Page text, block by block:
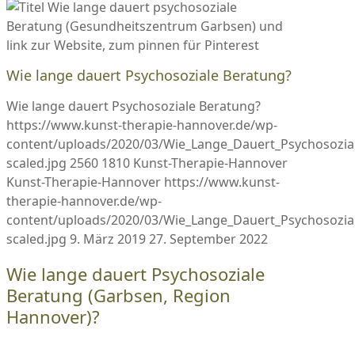
Wie lange dauert Psychosoziale Beratung?
Wie lange dauert Psychosoziale Beratung?
https://www.kunst-therapie-hannover.de/wp-
content/uploads/2020/03/
scaled.jpg 2560 1810 Kunst-Therapie-Hannover
Kunst-Therapie-Hannover https://www.kunst-
therapie-hannover.de/wp-
content/uploads/2020/03/
scaled.jpg 9. März 201927. September 2022
Wie lange dauert Psychosoziale
Beratung (Garbsen, Region
Hannover)?